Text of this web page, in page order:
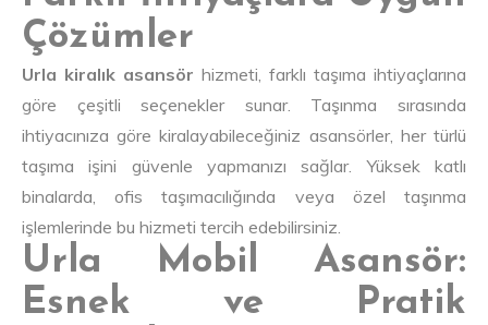
Çözümler
Urla kiralık asansör hizmeti, farklı taşıma ihtiyaçlarına
göre çeşitli seçenekler sunar. Taşınma sırasında
ihtiyacınıza göre kiralayabileceğiniz asansörler, her türlü
taşıma işini güvenle yapmanızı sağlar. Yüksek katlı
binalarda, ofis taşımacılığında veya özel taşınma
işlemlerinde bu hizmeti tercih edebilirsiniz.
Urla Mobil Asansör:
Esnek ve Pratik